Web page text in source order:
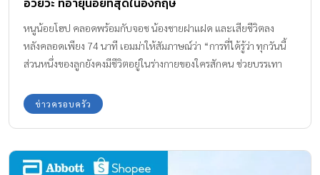
หนูน้อยโฮป คลอดพร้อมกับจอช น้องชายฝาแฝด และเสียชีวิตลง
หลังคลอดเพียง 74 นาที เอมม่าให้สัมภาษณ์ว่า “การที่ได้รู้ว่า ทุกวันนี้
ส่วนหนึ่งของลูกยังคงมีชีวิตอยู่ในร่างกายของใครสักคน ช่วยบรรเทา
แต่กอดแกไว้เงียบๆ โดยไม่พูดอะไรกันเลยสักคำ”
ข่าวครอบครัว